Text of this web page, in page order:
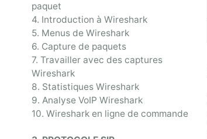
paquet
4. Introduction à Wireshark
5. Menus de Wireshark
6. Capture de paquets
7. Travailler avec des captures
Wireshark
8. Statistiques Wireshark
9. Analyse VoIP Wireshark
10. Wireshark en ligne de commande